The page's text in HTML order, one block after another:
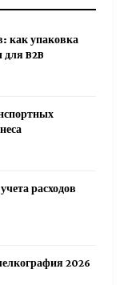
как упаковка
B2B
расходов
2026